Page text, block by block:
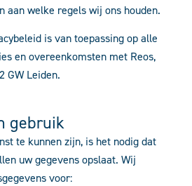
aan welke regels wij ons houden.
is van toepassing op alle
en overeenkomsten met Reos,
GW Leiden.
gebruik
te kunnen zijn, is het nodig dat
uw gegevens opslaat. Wij
voor: